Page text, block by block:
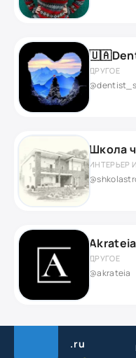
ДРУГОЕ
Школа
ИНТЕРЬЕР
Akrateia
ДРУГОЕ
@akrateia
.ru